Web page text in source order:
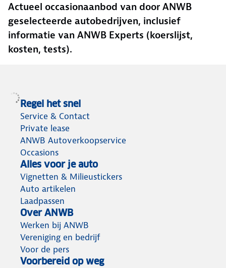
Actueel occasionaanbod van door ANWB
geselecteerde autobedrijven, inclusief
informatie van ANWB Experts (koerslijst,
kosten, tests).
Regel het snel
Service & Contact
Private lease
ANWB Autoverkoopservice
Occasions
Alles voor je auto
Vignetten & Milieustickers
Auto artikelen
Laadpassen
Over ANWB
Werken bij ANWB
Vereniging en bedrijf
Voor de pers
Voorbereid op weg